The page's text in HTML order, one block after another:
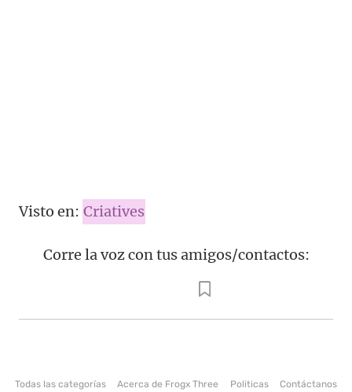
Visto en: Criatives
Corre la voz con tus amigos/contactos:
Todas las categorías Acerca de Frogx Three Politicas Contáctanos